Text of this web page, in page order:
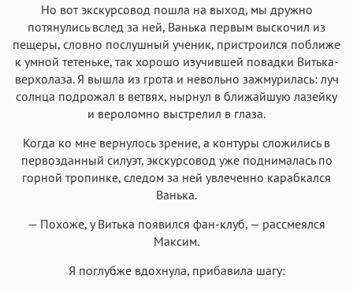
Но вот экскурсовод пошла на выход, мы дружно
потянулись вслед за ней, Ванька первым выскочил из
пещеры, словно послушный ученик, пристроился поближе
к умной тетеньке, так хорошо изучившей повадки Витька-
верхолаза. Я вышла из грота и невольно зажмурилась: луч
солнца подрожал в ветвях, нырнул в ближайшую лазейку
и вероломно выстрелил в глаза.
Когда ко мне вернулось зрение, а контуры сложились в
первозданный силуэт, экскурсовод уже поднималась по
горной тропинке, следом за ней увлеченно карабкался
Ванька.
— Похоже, у Витька появился фан-клуб, — рассмеялся
Максим.
Я поглубже вдохнула, прибавила шагу: